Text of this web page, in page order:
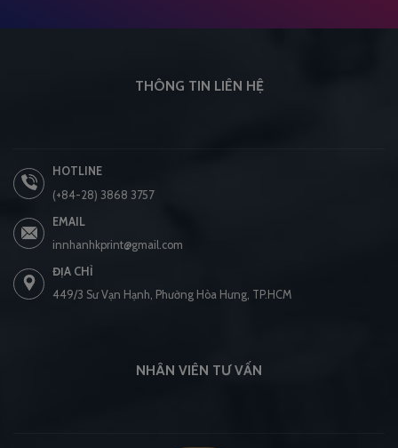
THÔNG TIN LIÊN HỆ
HOTLINE
(+84-28) 3868 3757
EMAIL
innhanhkprint@gmail.com
ĐỊA CHỈ
449/3 Sư Vạn Hạnh, Phường Hòa Hưng, TP.HCM
NHÂN VIÊN TƯ VẤN